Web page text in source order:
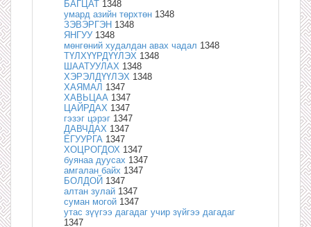
БАГЦАТ 1348
умард азийн төрхтөн 1348
ЗЭВЭРГЭН 1348
ЯНГУУ 1348
мөнгөний худалдан авах чадал 1348
ТҮЛХҮҮРДҮҮЛЭХ 1348
ШААТУУЛАХ 1348
ХЭРЭЛДҮҮЛЭХ 1348
ХАЯМАЛ 1347
ХАВЬЦАА 1347
ЦАЙРДАХ 1347
гэзэг цэрэг 1347
ДАВЧДАХ 1347
ЁГУУРГА 1347
ХОЦРОГДОХ 1347
буянаа дуусах 1347
амгалан байх 1347
БОЛДОЙ 1347
алтан зулай 1347
суман могой 1347
утас зүүгээ дагадаг учир зүйгээ дагадаг
1347